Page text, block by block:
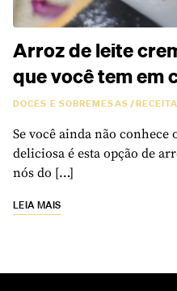
Arroz de leite
que você tem em
DOCES E SOBREMESAS/
Se você ainda não conhece
deliciosa é esta opção de
nós do […]
LEIA MAIS